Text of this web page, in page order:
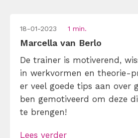
18-01-2023 1 min.
Marcella van Berlo
De trainer is motiverend,
in werkvormen en theorie-
er veel goede tips aan over
ben gemotiveerd om deze
te brengen!
Lees verder